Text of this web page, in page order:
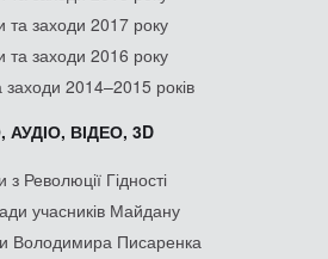
та заходи 2017 року
та заходи 2016 року
заходи 2014–2015 років
ВІДЕО, 3D
з Революції Гідності
учасників Майдану
Володимира Писаренка